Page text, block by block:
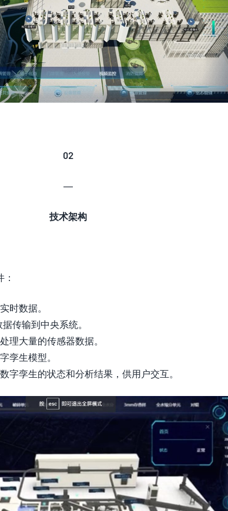
02
—
技术架构
时数据。
传输到中央系统。
理大量的传感器数据。
孪生模型。
字孪生的状态和分析结果，供用户交互。